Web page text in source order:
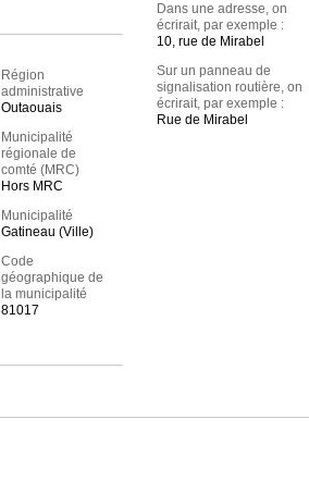
Région
administrative
Outaouais
Municipalité
régionale de
comté (MRC)
Hors MRC
Municipalité
Gatineau (Ville)
Code
géographique de
la municipalité
81017
Dans une adresse, on
écrirait, par exemple :
10, rue de Mirabel
Sur un panneau de
signalisation routière, on
écrirait, par exemple :
Rue de Mirabel